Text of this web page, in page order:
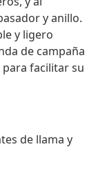
y anillo.
y ligero
de campaña
facilitar su
de llama y